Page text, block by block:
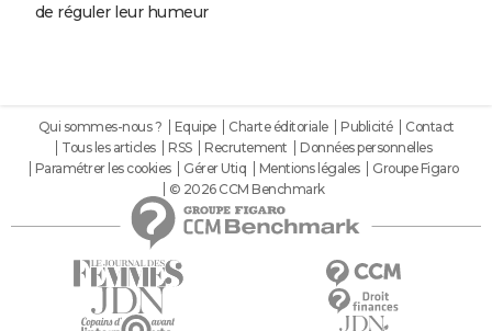
de réguler leur humeur
Qui sommes-nous ? Equipe Charte éditoriale Publicité
Contact
Tous les articles
RSS Recrutement
Données personnelles
Paramétrer les cookies
Gérer Utiq Mentions légales
Groupe Figaro
© 2026 CCM Benchmark